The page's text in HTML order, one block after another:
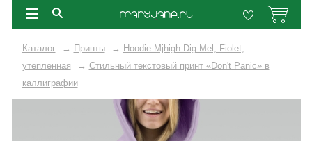
Каталог → Принты → Hoodie Mjhigh Dig Mel, Fiolet,
утепленная
→ Стильный текстовый принт «Don't Panic» в
каллиграфии